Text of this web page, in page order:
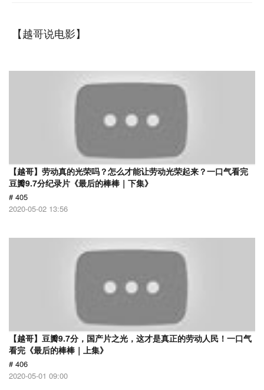
【越哥说电影】
【越哥】劳动真的光荣吗？怎么才能让劳动光荣起来？一口气看完
豆瓣9.7分纪录片《最后的棒棒｜下集》
# 405
2020-05-02 13:56
【越哥】豆瓣9.7分，国产片之光，这才是真正的劳动人民！一口气
看完《最后的棒棒｜上集》
# 406
2020-05-01 09:00